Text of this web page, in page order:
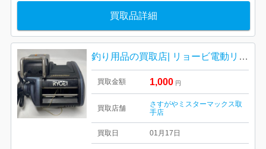
買取品詳細
釣り用品の買取店| リョービ電動リールの買取| 我孫子市久寺家
買取金額 1,000 円
買取店舗
さすがやミスターマックス取
手店
買取日 01月17日